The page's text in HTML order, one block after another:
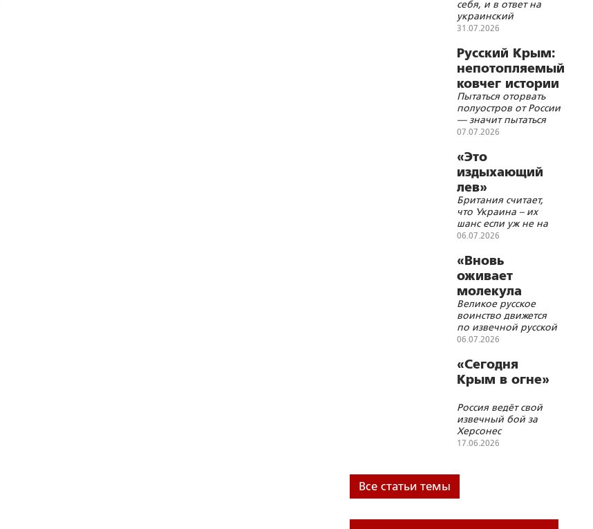
себя, и в ответ на
украинский
национализм стать
великороссами, а
быть русскими во
всей полноте
31.07.2026
Русский Крым:
непотопляемый
ковчег истории
Пытаться оторвать
полуостров от России
— значит пытаться
вырвать само сердце
культуры
07.07.2026
«Это
издыхающий
лев»
Британия считает,
что Украина – их
шанс если уж не на
возрождение, то на
исторической судьбы
06.07.2026
«Вновь
оживает
молекула
русского
бессмертия»
Великое русское
воинство движется
по извечной русской
дороге от
и пожарами земли к
Царствию
Небесному
06.07.2026
«Сегодня
Крым в огне»
Россия ведёт свой
извечный бой за
Херсонес
17.06.2026
Все статьи темы